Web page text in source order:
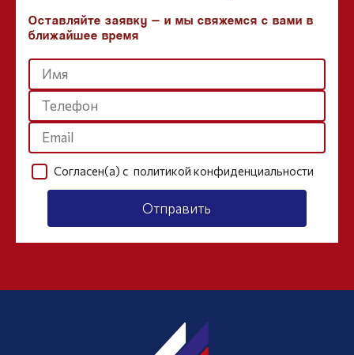
Оставляйте заявку — и мы свяжемся с вами в
ближайшее время
Согласен(а) с политикой конфиденциальности
Отправить